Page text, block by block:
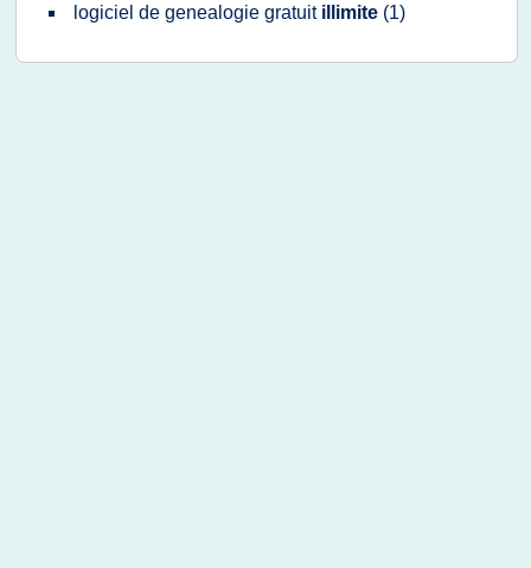
logiciel de genealogie gratuit illimite (1)